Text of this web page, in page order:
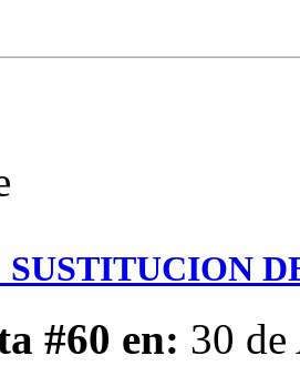
SUSTITUCION
#60 en: 30